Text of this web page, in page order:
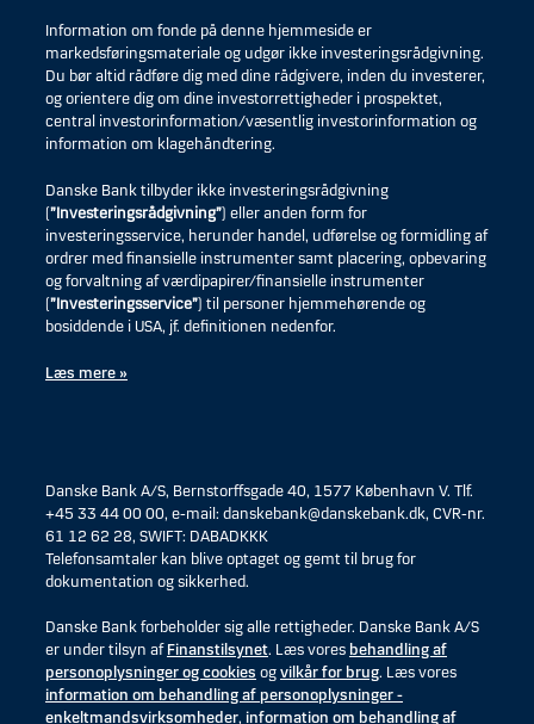
Information om fonde på denne hjemmeside er
markedsføringsmateriale og udgør ikke investeringsrådgivning.
Du bør altid rådføre dig med dine rådgivere, inden du investerer,
og orientere dig om dine investorrettigheder i prospektet,
central investorinformation/væsentlig investorinformation og
information om klagehåndtering.
Danske Bank tilbyder ikke investeringsrådgivning
(”Investeringsrådgivning”) eller anden form for
investeringsservice, herunder handel, udførelse og formidling af
ordrer med finansielle instrumenter samt placering, opbevaring
og forvaltning af værdipapirer/finansielle instrumenter
(”Investeringsservice”) til personer hjemmehørende og
bosiddende i USA, jf. definitionen nedenfor.
Læs mere »
Danske Bank A/S, Bernstorffsgade 40, 1577 København V. Tlf.
+45 33 44 00 00, e-mail: danskebank@danskebank.dk, CVR-nr.
61 12 62 28, SWIFT: DABADKKK
Telefonsamtaler kan blive optaget og gemt til brug for
dokumentation og sikkerhed.
Danske Bank forbeholder sig alle rettigheder. Danske Bank A/S
er under tilsyn afFinanstilsynet. Læs vores behandling af
personoplysninger og cookies ogvilkår for brug. Læs vores
information om behandling af personoplysninger -
enkeltmandsvirksomheder, information om behandling af